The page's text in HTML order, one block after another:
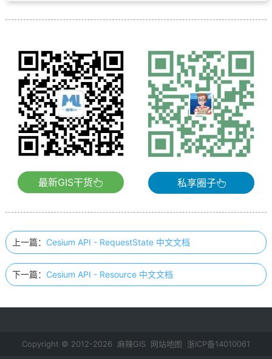
最新GIS干货 私享圈子
上一篇： Cesium API - RequestState 中文文档
下一篇： Cesium API - Resource 中文文档
Copyright © 2012-2026 麻辣GIS 网站地图 浙ICP备14010061